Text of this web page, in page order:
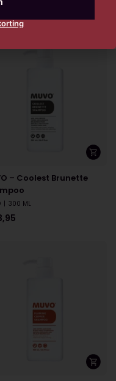
– Coolest Brunette
| 300 ML